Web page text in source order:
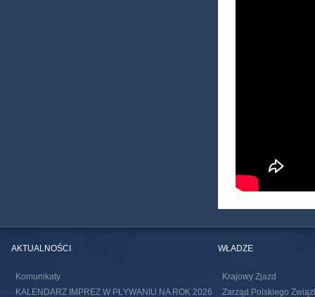
AKTUALNOŚCI
Komunikaty
KALENDARZ IMPREZ W PŁYWANIU NA ROK 2026
WŁADZE
Krajowy Zjazd
Zarząd Polskiego